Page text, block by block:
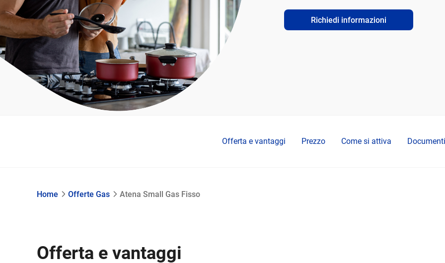
Richiedi informazioni
Offerta e vantaggi Prezzo Come si attiva Documenti
Home Offerte Gas Atena Small Gas Fisso
Offerta e vantaggi